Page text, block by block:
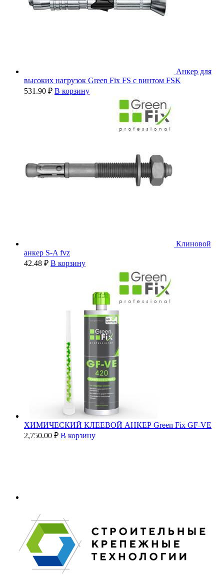
Анкер для
высоких нагрузок Green Fix FS с винтом FSK
531.90 ₽ В корзину
Клиновой
анкер S-A fvz
42.48 ₽ В корзину
ХИМИЧЕСКИЙ КЛЕЕВОЙ АНКЕР Green Fix GF-VE
2,750.00 ₽ В корзину